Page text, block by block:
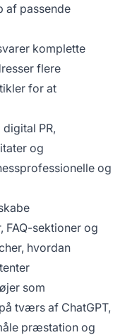
af passende
komplette
flere
for at
PR,
og
og
FAQ-sektioner og
hvordan
som
tværs af ChatGPT,
præstation og